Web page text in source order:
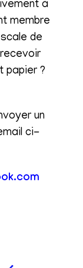
à
membre
de
papier ?
un
ci-